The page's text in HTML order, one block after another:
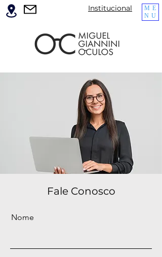
ME
NU
Institucional
Fale Conosco
Nome